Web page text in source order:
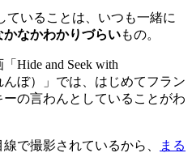
ていることは、いつも一緒に
なかわかりづらいもの。
Hide and Seek with
ぼ）」では、はじめてフラン
の言わんとしていることがわ
で撮影されているから、
まる